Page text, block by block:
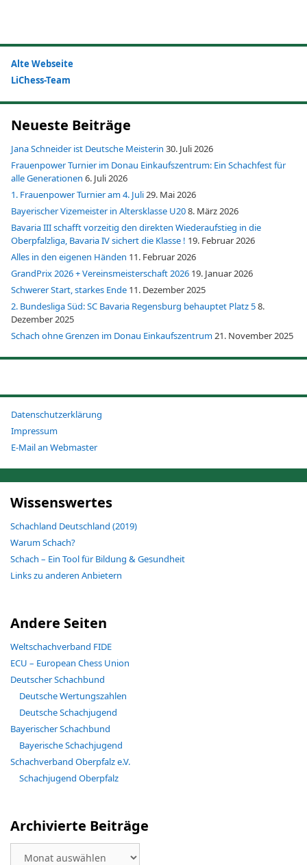
Alte Webseite
LiChess-Team
Neueste Beiträge
Jana Schneider ist Deutsche Meisterin 30. Juli 2026
Frauenpower Turnier im Donau Einkaufszentrum: Ein Schachfest für
alle Generationen 6. Juli 2026
1. Frauenpower Turnier am 4. Juli 29. Mai 2026
Bayerischer Vizemeister in Altersklasse U208. März 2026
Bavaria III schafft vorzeitig den direkten Wiederaufstieg in die
Oberpfalzliga, Bavaria IV sichert die Klasse ! 19. Februar 2026
Alles in den eigenen Händen 11. Februar 2026
GrandPrix 2026 + Vereinsmeisterschaft 2026 19. Januar 2026
Schwerer Start, starkes Ende 11. Dezember 2025
2. Bundesliga Süd: SC Bavaria Regensburg behauptet Platz 58.
Dezember 2025
Schach ohne Grenzen im Donau Einkaufszentrum 21. November 2025
Datenschutzerklärung
Impressum
E-Mail an Webmaster
Wissenswertes
Schachland Deutschland (2019)
Warum Schach?
Schach – Ein Tool für Bildung & Gesundheit
Links zu anderen Anbietern
Andere Seiten
Weltschachverband FIDE
ECU – European Chess Union
Deutscher Schachbund
Deutsche Wertungszahlen
Deutsche Schachjugend
Bayerischer Schachbund
Bayerische Schachjugend
Schachverband Oberpfalz e.V.
Schachjugend Oberpfalz
Archivierte Beiträge
Beiträge